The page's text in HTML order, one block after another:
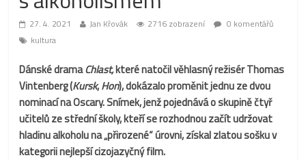
27. 4. 2021 Jan Křovák 2716 zobrazení
0 komentářů
kultura
Dánské dramaChlast,které natočil věhlasný režisér Thomas
Vintenberg (Kursk,Hon), dokázalo proměnit jednu ze dvou
nominací na Oscary. Snímek, jenž pojednává o skupině čtyř
učitelů ze střední školy, kteří se rozhodnou začít udržovat
hladinu alkoholu na „přirozené“ úrovni, získal zlatou sošku v
kategorii nejlepší cizojazyčný film.